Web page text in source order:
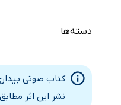
دسته‌ها
نشر این اثر